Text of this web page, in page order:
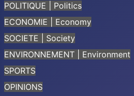
POLITIQUE | Politics
ECONOMIE | Economy
SOCIETE | Society
ENVIRONNEMENT | Environment
SPORTS
OPINIONS